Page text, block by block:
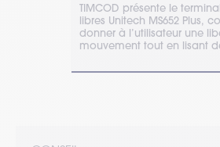
TIMCOD présente le
libres Unitech MS652 Plus,
donner à l’utilisateur une
mouvement tout en lisant